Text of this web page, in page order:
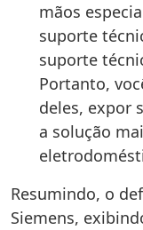
mãos
suporte
suporte
Portanto,
deles, expor
a solução
Resumindo, o
Siemens,